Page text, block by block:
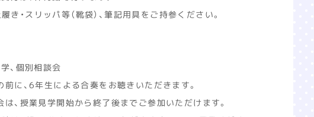
き・スリッパ等（靴袋）、筆記用具をご持参ください。
、個別相談会
に、6年生による合奏をお聴きいただきます。
、授業見学開始から終了後までご参加いただけます。